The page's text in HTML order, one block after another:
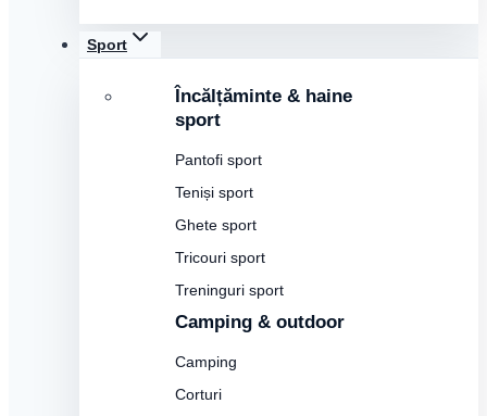
Sport
Încălțăminte & haine
sport
Pantofi sport
Teniși sport
Ghete sport
Tricouri sport
Treninguri sport
Camping & outdoor
Camping
Corturi